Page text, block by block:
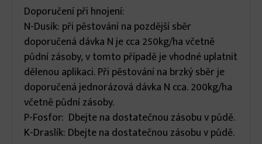
Doporučení při hnojení:
N-Dusík: při pěstování na pozdější sběr
doporučená dávka N je cca 250kg/ha včetně
půdní zásoby, v tomto případě je vhodné uplatnit
dělenou aplikaci. Při pěstování na brzký sběr je
doporučená jednorázová dávka N cca. 200kg/ha
včetně půdní zásoby.
P-Fosfor: Dbejte na dostatečnou zásobu v půdě.
K-Draslík: Dbejte na dostatečnou zásobu v půdě.